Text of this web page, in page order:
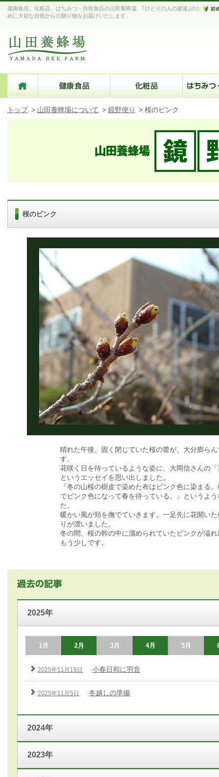
健康食品、化粧品、はちみつ・自然食品の山田養蜂場。｢ひとりの人の健康｣のた
めに大切な自然からの贈り物をお届けいたします。
トップ > 山田養蜂場について > 鏡野便り > 桜のピンク
桜のピンク
晴れた午後、固く閉じていた桜の蕾が、大分膨ら
す。
花咲く日を待っているような姿に、大岡信さんの
というエッセイを思い出しました。
『冬の山桜の樹皮で染めた布はピンク色に染まる
でピンク色になって春を待っている。』というよ
た。
暖かい風が頬を撫でていきます。一足先に花開い
りが漂いました。
冬の間、桜の幹の中に溜められていたピンクが溢
もう少しです。
2025年
1月 2月 3月 4月 5月
2025年11月19日 小春日和に羽音
2025年11月5日 冬越しの準備
2024年
2023年